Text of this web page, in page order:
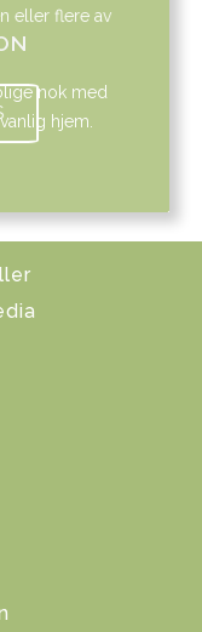
nok med
hjem.
eller flere av